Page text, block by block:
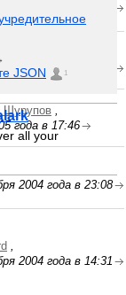
2004 года в 21:59
2004 года в 21:50
Шурупов ,
года в 17:46
2004 года в 23:08
,
2004 года в 14:31
JSON 1
all your